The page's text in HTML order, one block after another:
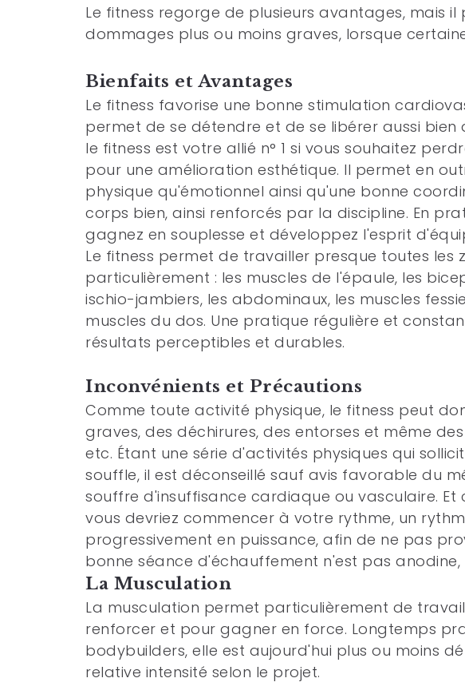
Le fitness regorge de plusieurs avantages, mais
dommages plus ou moins graves, lorsque
Bienfaits et Avantages
Le fitness favorise une bonne stimulation
permet de se détendre et de se libérer aussi bien
le fitness est votre allié n° 1 si vous souhaitez
pour une amélioration esthétique. Il permet en
physique qu'émotionnel ainsi qu'une bonne
corps bien, ainsi renforcés par la discipline. En
gagnez en souplesse et développez l'esprit
Le fitness permet de travailler presque toutes les
particulièrement : les muscles de l'épaule, les
ischio-jambiers, les abdominaux, les muscles
muscles du dos. Une pratique régulière et
résultats perceptibles et durables.
Inconvénients et Précautions
Comme toute activité physique, le fitness peut
graves, des déchirures, des entorses et même
etc. Étant une série d'activités physiques qui
souffle, il est déconseillé sauf avis favorable du
souffre d'insuffisance cardiaque ou vasculaire.
vous devriez commencer à votre rythme, un
progressivement en puissance, afin de ne pas
bonne séance d'échauffement n'est pas anodine,
La Musculation
La musculation permet particulièrement de
renforcer et pour gagner en force. Longtemps
bodybuilders, elle est aujourd'hui plus ou moins
relative intensité selon le projet.